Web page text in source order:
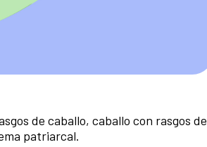
de caballo, caballo con rasgos de
patriarcal.